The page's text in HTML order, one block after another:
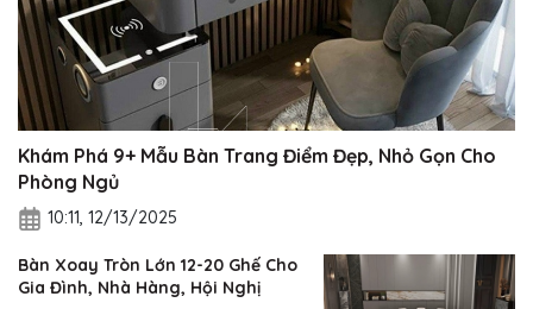
Khám Phá 9+ Mẫu Bàn Trang Điểm Đẹp, Nhỏ Gọn Cho
Phòng Ngủ
10:11, 12/13/2025
Bàn Xoay Tròn Lớn 12-20 Ghế Cho
Gia Đình, Nhà Hàng, Hội Nghị